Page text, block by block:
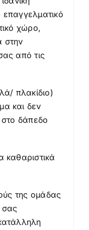
χώρο,
στην
από τις
πλακίδιο)
και δεν
στο δάπεδο
καθαριστικά
της ομάδας
σας